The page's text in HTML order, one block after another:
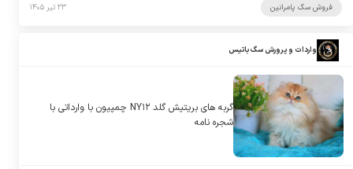
فروش سگ پامرانین ۲۳ تیر ۱۴۰۵
واردات و پرورش سگ باتیس
گربه های بریتیش گلد NY۱۲ چمپیون با وارداتی با
شجره نامه